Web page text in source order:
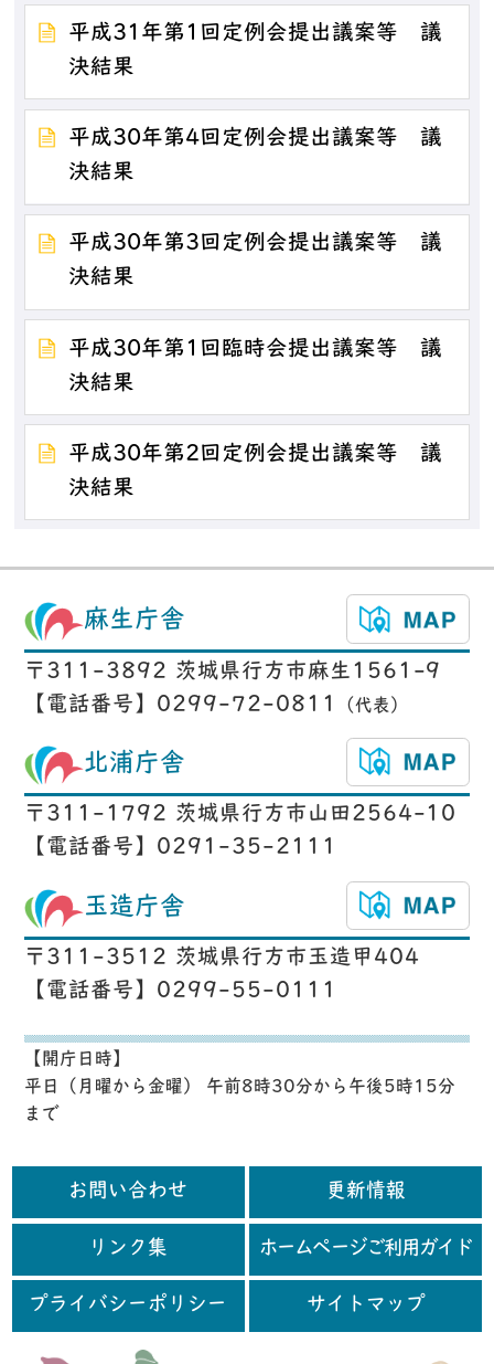
平成31年第1回定例会提出議案等 議
決結果
平成30年第4回定例会提出議案等 議
決結果
平成30年第3回定例会提出議案等 議
決結果
平成30年第1回臨時会提出議案等 議
決結果
平成30年第2回定例会提出議案等 議
決結果
麻生庁舎
〒311-3892 茨城県行方市麻生1561-9
【電話番号】0299-72-0811
（代表）
北浦庁舎
〒311-1792 茨城県行方市山田2564-10
【電話番号】0291-35-2111
玉造庁舎
〒311-3512 茨城県行方市玉造甲404
【電話番号】0299-55-0111
【開庁日時】
平日（月曜から金曜） 午前8時30分から午後5時15分
まで
お問い合わせ 更新情報
リンク集 ホームページご利用ガイド
プライバシーポリシー サイトマップ